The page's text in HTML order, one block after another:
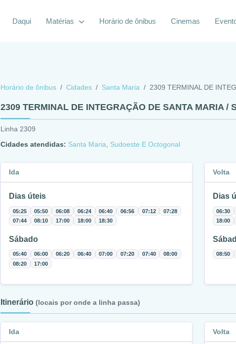
Daqui Matérias Horário de ônibus Cinemas
Horário de ônibus Cidades Santa Maria 2309 TERMINAL DE
2309 TERMINAL DE INTEGRAÇÃO DE SANTA MARIA /
Linha 2309
Cidades atendidas: Santa Maria Sudoeste E Octogonal
Ida
Dias úteis
05:25 05:50 06:08 06:24 06:40 06:56 07:12
07:28
07:44
08:10 17:00 18:00 18:30
Sábado
05:40 06:00 06:20 06:40 07:00 07:20 07:40
08:00
08:20
17:00
Volta
Dias
06:30
18:00
08:50
Itinerário (locais por onde a linha passa)
Ida Volta